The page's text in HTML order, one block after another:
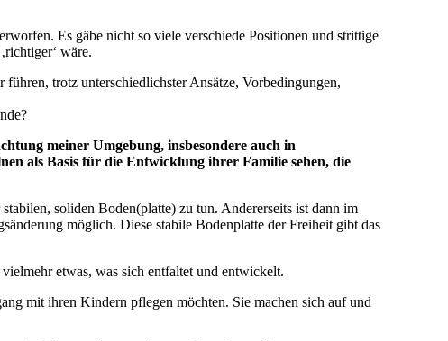
Es gäbe nicht so viele verschiede Positionen und strittige
wäre.
trotz unterschiedlichster Ansätze, Vorbedingungen,
meiner Umgebung, insbesondere auch in
als Basis für die Entwicklung ihrer Familie sehen, die
soliden Boden(platte) zu tun. Andererseits ist dann im
möglich. Diese stabile Bodenplatte der Freiheit gibt das
etwas, was sich entfaltet und entwickelt.
mit ihren Kindern pflegen möchten. Sie machen sich auf und